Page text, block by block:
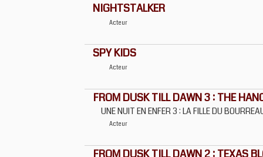
NIGHTSTALKER
Acteur
SPY KIDS
Acteur
FROM DUSK TILL DAWN 3 : THE
UNE NUIT EN ENFER 3 : LA FILLE DU
Acteur